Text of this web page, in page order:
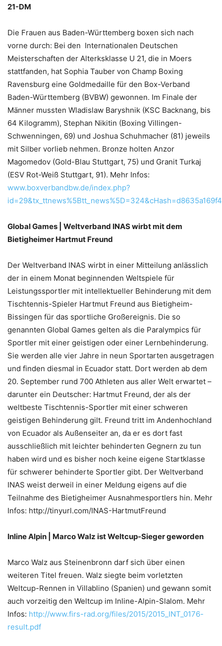
21-DM
Die Frauen aus Baden-Württemberg boxen sich nach
vorne durch: Bei den Internationalen Deutschen
Meisterschaften der Alterksklasse U 21, die in Moers
stattfanden, hat Sophia Tauber von Champ Boxing
Ravensburg eine Goldmedaille für den Box-Verband
Baden-Württemberg (BVBW) gewonnen. Im Finale der
Männer mussten Wladislaw Baryshnik (KSC Backnang, bis
64 Kilogramm), Stephan Nikitin (Boxing Villingen-
Schwenningen, 69) und Joshua Schuhmacher (81) jeweils
mit Silber vorlieb nehmen. Bronze holten Anzor
Magomedov (Gold-Blau Stuttgart, 75) und Granit Turkaj
(ESV Rot-Weiß Stuttgart, 91). Mehr Infos:
www.boxverbandbw.de/index.php?
Global Games | Weltverband INAS wirbt mit dem
Bietigheimer Hartmut Freund
Der Weltverband INAS wirbt in einer Mitteilung anlässlich
der in einem Monat beginnenden Weltspiele für
Leistungssportler mit intellektueller Behinderung mit dem
Tischtennis-Spieler Hartmut Freund aus Bietigheim-
Bissingen für das sportliche Großereignis. Die so
genannten Global Games gelten als die Paralympics für
Sportler mit einer geistigen oder einer Lernbehinderung.
Sie werden alle vier Jahre in neun Sportarten ausgetragen
und finden diesmal in Ecuador statt. Dort werden ab dem
20. September rund 700 Athleten aus aller Welt erwartet –
darunter ein Deutscher: Hartmut Freund, der als der
weltbeste Tischtennis-Sportler mit einer schweren
geistigen Behinderung gilt. Freund tritt im Andenhochland
von Ecuador als Außenseiter an, da er es dort fast
ausschließlich mit leichter behinderten Gegnern zu tun
haben wird und es bisher noch keine eigene Startklasse
für schwerer behinderte Sportler gibt. Der Weltverband
INAS weist derweil in einer Meldung eigens auf die
Teilnahme des Bietigheimer Ausnahmesportlers hin. Mehr
Infos: http://tinyurl.com/INAS-HartmutFreund
Inline Alpin | Marco Walz ist Weltcup-Sieger geworden
Marco Walz aus Steinenbronn darf sich über einen
weiteren Titel freuen. Walz siegte beim vorletzten
Weltcup-Rennen in Villablino (Spanien) und gewann somit
auch vorzeitig den Weltcup im Inline-Alpin-Slalom. Mehr
Infos: http://www.firs-rad.org/files/2015/2015_INT_0176-
result.pdf